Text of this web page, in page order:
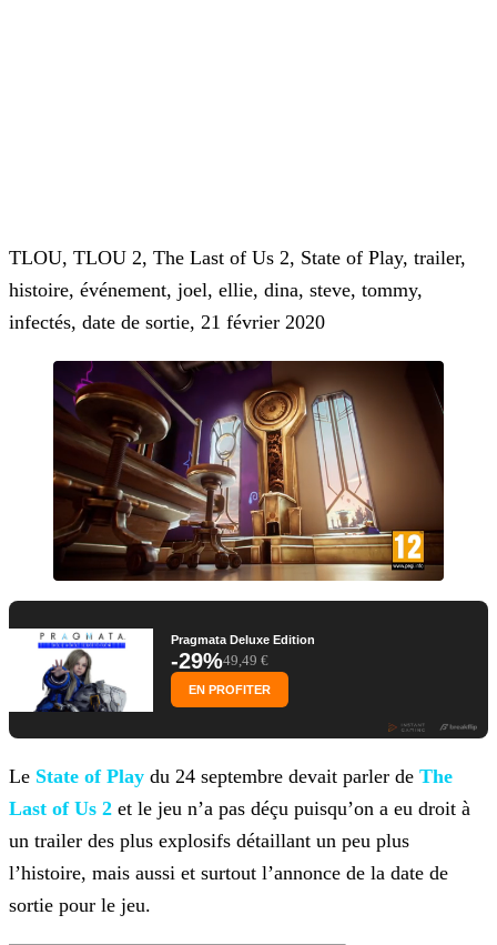
TLOU, TLOU 2, The Last of Us 2, State of Play, trailer,
histoire, événement, joel, ellie, dina, steve, tommy,
infectés, date de sortie, 21 février 2020
Pragmata Deluxe Edition
-29%49,49 €
EN PROFITER
Le State of Play du 24 septembre devait parler de The
Last of Us 2 et le jeu n’a pas déçu puisqu’on a eu droit à
un trailer des plus explosifs détaillant un peu plus
l’histoire, mais aussi et surtout l’annonce de la date de
sortie pour le jeu.